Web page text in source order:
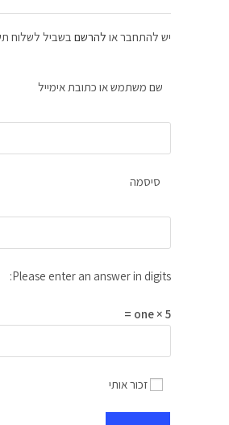
יש להתחבר או להרשם בשביל לשלוח
שם משתמש או כתובת אימייל
סיסמה
Please enter an answer in digits:
5 × one =
זכור אותי